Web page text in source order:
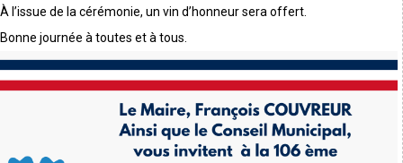
À l’issue de la cérémonie, un vin d’honneur sera offert.
Bonne journée à toutes et à tous.